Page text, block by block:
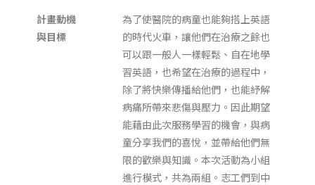
計畫動機
與目標
為了使醫院的病童也能夠搭上英語
的時代火車，讓他們在治療之餘也
可以跟一般人一樣輕鬆、自在地學
習英語，也希望在治療的過程中，
除了將快樂傳播給他們，也能紓解
病痛所帶來悲傷與壓力。因此期望
能藉由此次服務學習的機會，與病
童分享我們的喜悅，並帶給他們無
限的歡樂與知識。本次活動為小組
進行模式，共為兩組。志工們到中